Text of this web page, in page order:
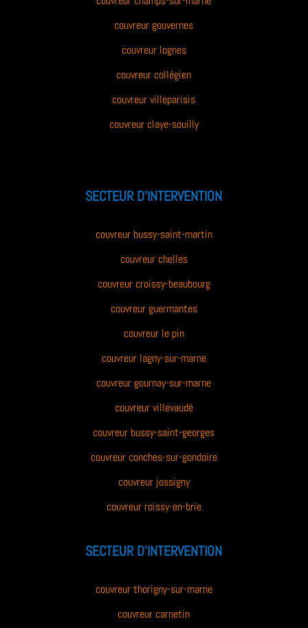
couvreur gouvernes
couvreur lognes
couvreur collégien
couvreur villeparisis
couvreur claye-souilly
SECTEUR D’INTERVENTION
couvreur bussy-saint-martin
couvreur chelles
couvreur croissy-beaubourg
couvreur guermantes
couvreur le pin
couvreur lagny-sur-marne
couvreur gournay-sur-marne
couvreur villevaudé
couvreur bussy-saint-georges
couvreur conches-sur-gondoire
couvreur jossigny
couvreur roissy-en-brie
SECTEUR D’INTERVENTION
couvreur thorigny-sur-marne
couvreur carnetin